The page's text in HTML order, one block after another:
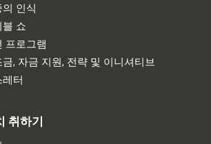
인식
블 쇼
프로그램
금, 자금 지원, 전략 및 이니셔티브
레터
취하기